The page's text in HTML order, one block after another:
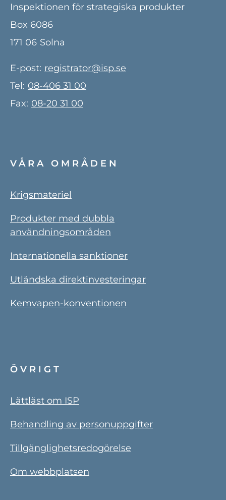
Inspektionen för strategiska produkter
Box 6086
171 06 Solna
E-post: registrator@isp.se
Tel: 08-406 31 00
Fax: 08-20 31 00
VÅRA OMRÅDEN
Krigsmateriel
Produkter med dubbla
användningsområden
Internationella sanktioner
Utländska direktinvesteringar
Kemvapen-konventionen
ÖVRIGT
Lättläst om ISP
Behandling av personuppgifter
Tillgänglighetsredogörelse
Om webbplatsen